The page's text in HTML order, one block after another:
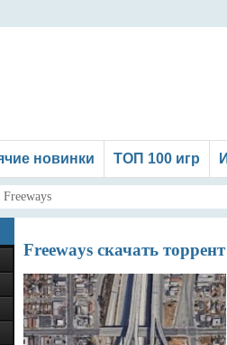
новинки ТОП 100 игр
Freeways
Freeways скачать торрент